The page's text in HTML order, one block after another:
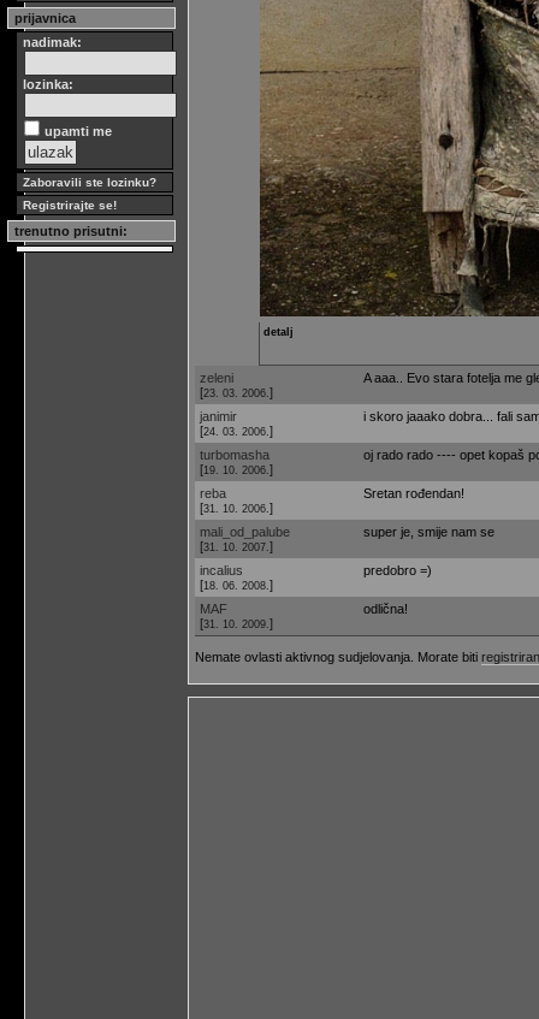
prijavnica
nadimak:
lozinka:
upamti me
Zaboravili ste lozinku?
Registrirajte se!
trenutno prisutni:
detalj
zeleni
[23. 03. 2006. ]
A aaa.. Evo stara fotelja me
janimir
[24. 03. 2006. ]
i skoro jaaako dobra... fali
turbomasha
[19. 10. 2006. ]
oj rado rado ---- opet kopaš
reba
[31. 10. 2006. ]
Sretan rođendan!
mali_od_palube
[31. 10. 2007. ]
super je, smije nam se
incalius
[18. 06. 2008. ]
predobro =)
MAF
[31. 10. 2009. ]
odlična!
Nemate ovlasti aktivnog sudjelovanja. Morate biti